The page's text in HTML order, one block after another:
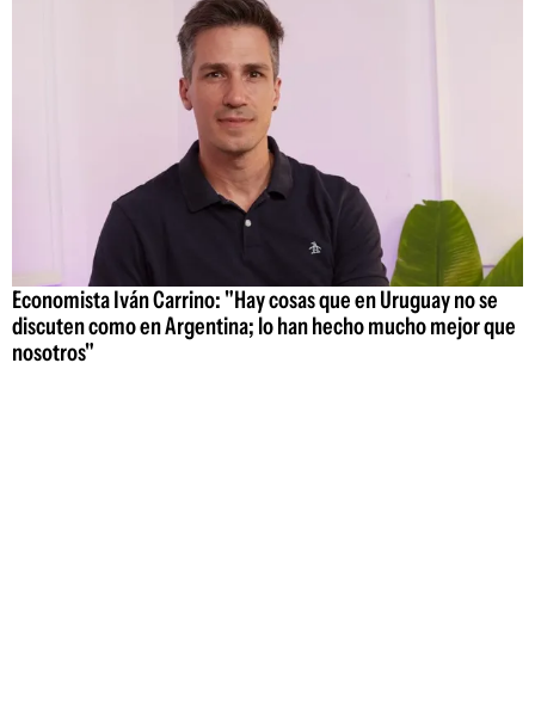
Economista Iván Carrino: "Hay cosas que en Uruguay no se
discuten como en Argentina; lo han hecho mucho mejor que
nosotros"